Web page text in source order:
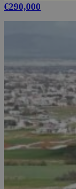
€290,000